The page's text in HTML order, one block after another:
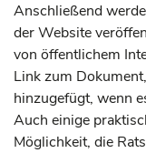
Anschließend
der Website
von öffentlichem
Link zum
hinzugefügt, wenn
Auch einige
Möglichkeit, die